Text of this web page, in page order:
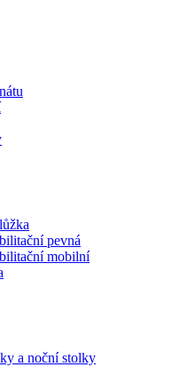
pevná
mobilní
a noční stolky